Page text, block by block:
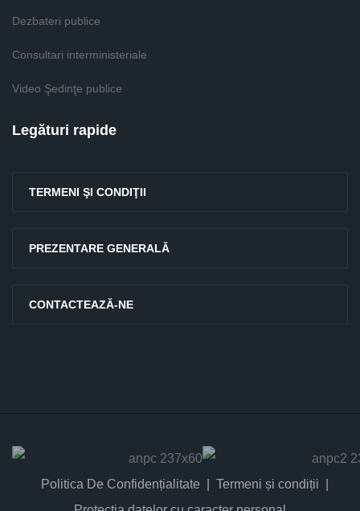
Dezbateri publice
Consultari interministeriale
Video Şedinţe publice
Legături rapide
TERMENI ŞI CONDIŢII
PREZENTARE GENERALĂ
CONTACTEAZĂ-NE
Politica De Confidențialitate
Termeni și condiții